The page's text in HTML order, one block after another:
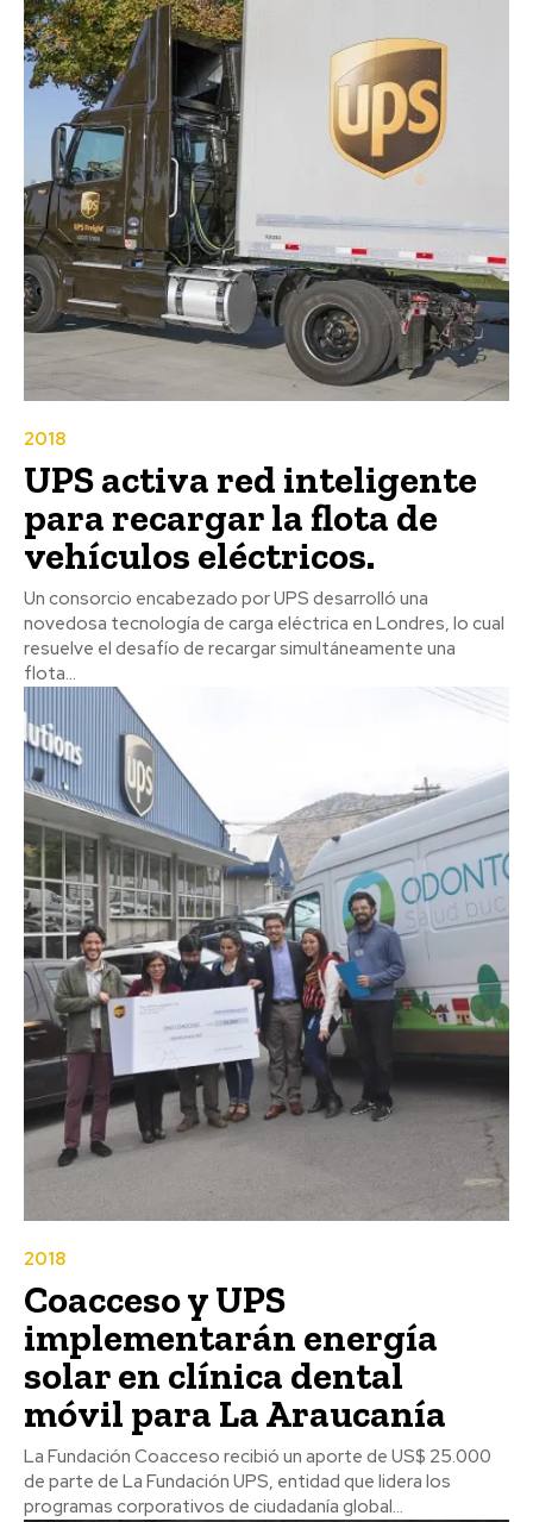
2018
UPS activa red inteligente
para recargar la flota de
vehículos eléctricos.
Un consorcio encabezado por UPS desarrolló una
novedosa tecnología de carga eléctrica en Londres, lo cual
resuelve el desafío de recargar simultáneamente una
flota...
2018
Coacceso y UPS
implementarán energía
solar en clínica dental
móvil para La Araucanía
La Fundación Coacceso recibió un aporte de US$ 25.000
de parte de La Fundación UPS, entidad que lidera los
programas corporativos de ciudadanía global...